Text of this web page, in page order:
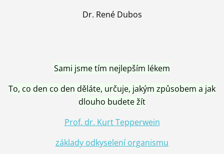
Dr. René Dubos
Sami jsme tím nejlepším lékem
To, co den co den děláte, určuje, jakým způsobem a jak
dlouho budete žít
Prof. dr. Kurt Tepperwein
základy odkyselení organismu